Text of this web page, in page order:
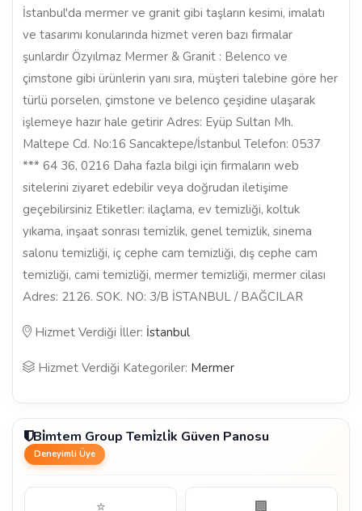
İstanbul'da mermer ve granit gibi taşların kesimi, imalatı
ve tasarımı konularında hizmet veren bazı firmalar
şunlardır Özyılmaz Mermer & Granit : Belenco ve
çimstone gibi ürünlerin yanı sıra, müşteri talebine göre her
türlü porselen, çimstone ve belenco çeşidine ulaşarak
işlemeye hazır hale getirir Adres: Eyüp Sultan Mh.
Maltepe Cd. No:16 Sancaktepe/İstanbul Telefon: 0537
*** 64 36, 0216 Daha fazla bilgi için firmaların web
sitelerini ziyaret edebilir veya doğrudan iletişime
geçebilirsiniz Etiketler: ilaçlama, ev temizliği, koltuk
yıkama, inşaat sonrası temizlik, genel temizlik, sinema
salonu temizliği, iç cephe cam temizliği, dış cephe cam
temizliği, cami temizliği, mermer temizliği, mermer cilası
Adres: 2126. SOK. NO: 3/B İSTANBUL / BAĞCILAR
Hizmet Verdiği İller: İstanbul
Hizmet Verdiği Kategoriler: Mermer
Bi̇mtem Group Temi̇zli̇k Güven Panosu
Deneyimli Üye
⭐ 🏢